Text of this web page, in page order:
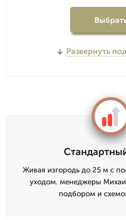
Развернуть
Живая изгородь до 25 м с
уходом. менеджеры
подбором и